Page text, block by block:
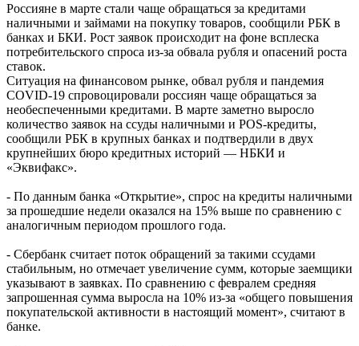
Россияне в марте стали чаще обращаться за кредитами
наличными и займами на покупку товаров, сообщили РБК в
банках и БКИ. Рост заявок происходит на фоне всплеска
потребительского спроса из-за обвала рубля и опасений роста
ставок.
Ситуация на финансовом рынке, обвал рубля и пандемия
COVID-19 спровоцировали россиян чаще обращаться за
необеспеченными кредитами. В марте заметно выросло
количество заявок на ссуды наличными и POS-кредиты,
сообщили РБК в крупных банках и подтвердили в двух
крупнейших бюро кредитных историй — НБКИ и
«Эквифакс».
- По данным банка «Открытие», спрос на кредиты наличными
за прошедшие недели оказался на 15% выше по сравнению с
аналогичным периодом прошлого года.
- Сбербанк считает поток обращений за такими ссудами
стабильным, но отмечает увеличение сумм, которые заемщики
указывают в заявках. По сравнению с февралем средняя
запрошенная сумма выросла на 10% из-за «общего повышения
покупательской активности в настоящий момент», считают в
банке.